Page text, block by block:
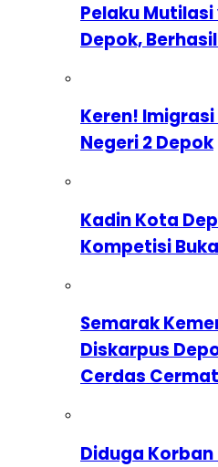
Pelaku
Depok,
Keren! Imigrasi
Negeri 2 Depok
Kadin Kota
Kompetisi
Semarak
Diskarpus
Cerdas
Diduga